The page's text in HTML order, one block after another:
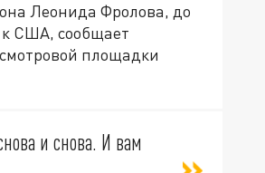
Леонида Фролова, до
США, сообщает
площадки
и снова. И вам